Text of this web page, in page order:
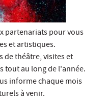
partenariats pour vous
et artistiques.
de théâtre, visites et
tout au long de l'année.
informe chaque mois
à venir.